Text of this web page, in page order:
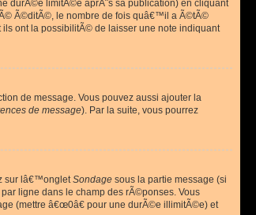
durÃ©e limitÃ©e aprÃ¨s sa publication) en cliquant
Ã©ditÃ©, le nombre de fois quâ€™il a Ã©tÃ©
ont la possibilitÃ© de laisser une note indiquant
de message. Vous pouvez aussi ajouter la
de message). Par la suite, vous pourrez
sur lâ€™ongletSondage sous la partie message (si
ligne dans le champ des rÃ©ponses. Vous
(mettre â€œ0â€ pour une durÃ©e illimitÃ©e) et